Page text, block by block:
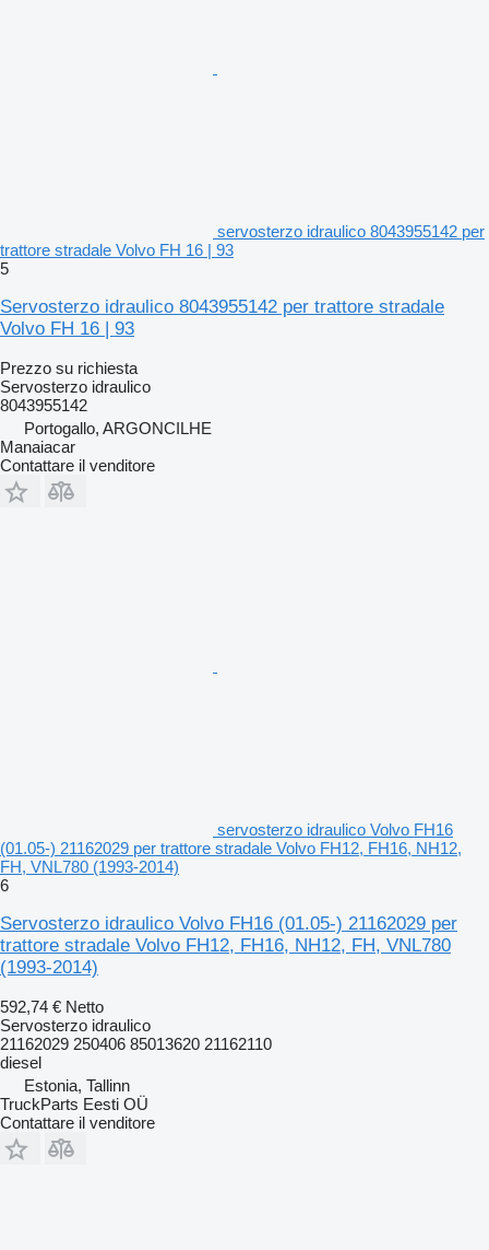
servosterzo idraulico 8043955142 per
trattore stradale Volvo FH 16 | 93
5
Servosterzo idraulico 8043955142 per trattore stradale
Volvo FH 16 | 93
Prezzo su richiesta
Servosterzo idraulico
8043955142
Portogallo, ARGONCILHE
Manaiacar
Contattare il venditore
servosterzo idraulico Volvo FH16
(01.05-) 21162029 per trattore stradale Volvo FH12, FH16, NH12,
FH, VNL780 (1993-2014)
6
Servosterzo idraulico Volvo FH16 (01.05-) 21162029 per
trattore stradale Volvo FH12, FH16, NH12, FH, VNL780
(1993-2014)
592,74 € Netto
Servosterzo idraulico
21162029 250406 85013620 21162110
diesel
Estonia, Tallinn
TruckParts Eesti OÜ
Contattare il venditore